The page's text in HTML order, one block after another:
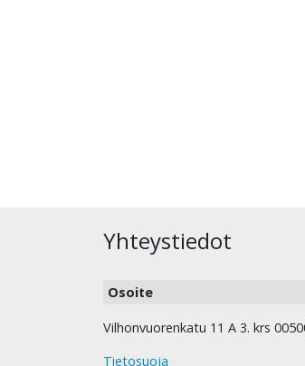
Yhteystiedot
Osoite
Vilhonvuorenkatu 11 A 3. krs
Tietosuoja